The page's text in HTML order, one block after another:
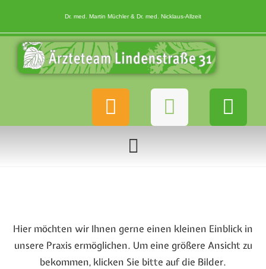
Dr. med. Martin Müchler & Dr. med. Nicklaus-Allzeit
Hier möchten wir Ihnen gerne einen kleinen Einblick in
unsere Praxis ermöglichen. Um eine größere Ansicht zu
bekommen, klicken Sie bitte auf die Bilder.